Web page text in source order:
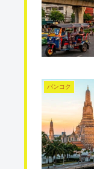
バンコク